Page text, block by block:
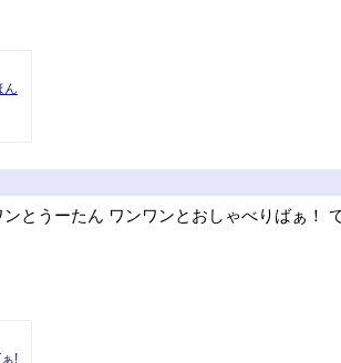
ん
とうーたん ワンワンとおしゃべりばぁ！
!